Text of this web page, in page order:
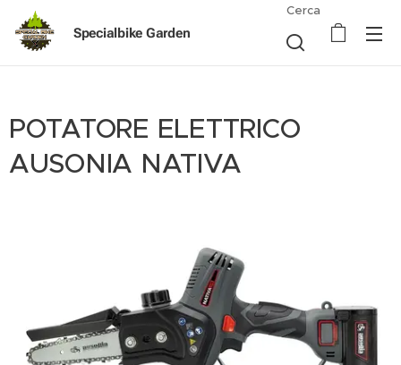
Specialbike Garden
Cerca
POTATORE ELETTRICO
AUSONIA NATIVA